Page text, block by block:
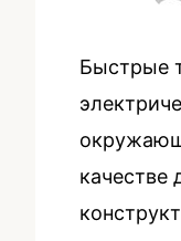
Быстрые
качестве